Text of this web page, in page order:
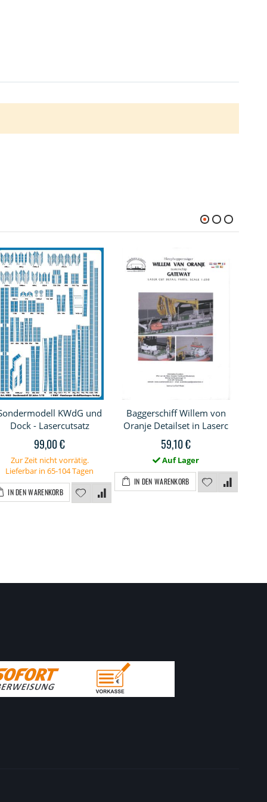
KWdG und
Dock - Lasercutsatz
99,00 €
Zur Zeit nicht vorrätig.
Lieferbar in 65-104 Tagen
IN DEN WARENKORB
Baggerschiff Willem von
Oranje Detailset in Laserc
59,10 €
Auf Lager
IN DEN WARENKORB